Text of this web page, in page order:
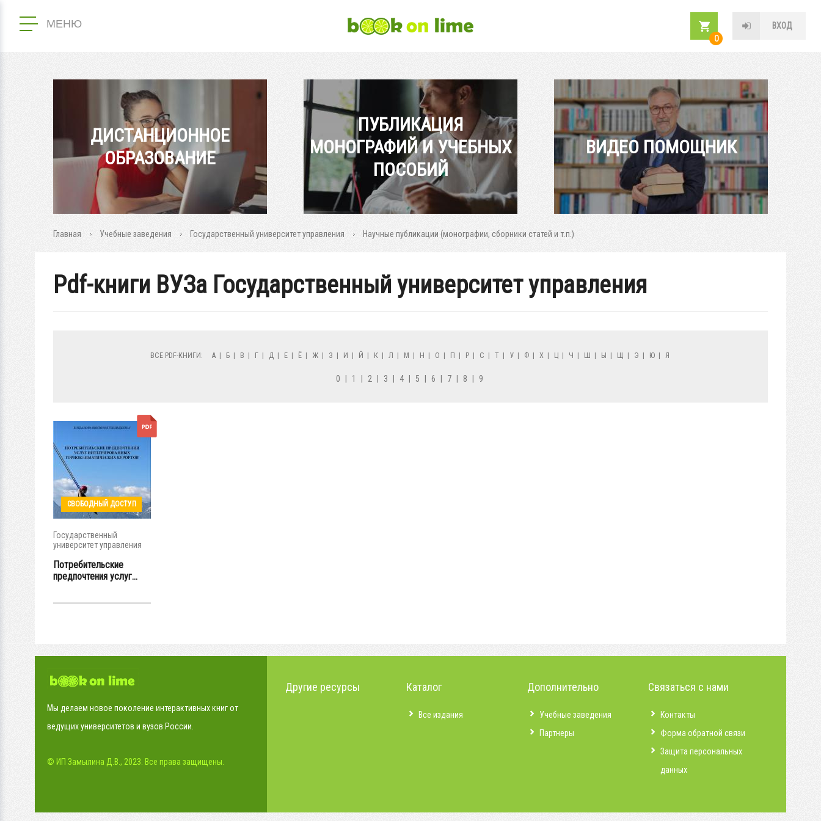
МЕНЮ
ВХОД
0
ДИСТАНЦИОННОЕ
ОБРАЗОВАНИЕ
ПУБЛИКАЦИЯ
МОНОГРАФИЙ И УЧЕБНЫХ
ПОСОБИЙ
ВИДЕО ПОМОЩНИК
Главная Учебные заведения Государственный университет управления Научные публикации (монографии, сборники статей и т.п.)
Pdf-книги ВУЗа Государственный университет управления
ВСЕ PDF-КНИГИ: А | Б | В | Г | Д | Е | Ё | Ж | З | И | Й | К | Л | М | Н | О | П | Р | С | Т | У | Ф | Х | Ц | Ч | Ш | Ы | Щ | Э | Ю | Я
0 1 2 3 4 5 6 7 8 9
СВОБОДНЫЙ ДОСТУП
Государственный
университет управления
Потребительские
предпочтения услуг...
Мы делаем новое поколение интерактивных книг от
ведущих университетов и вузов России.
© ИП Замылина Д.В., 2023. Все права защищены.
Другие ресурсы Каталог
Все издания
Дополнительно
Учебные заведения
Партнеры
Связаться с нами
Контакты
Форма обратной связи
Защита персональных
данных